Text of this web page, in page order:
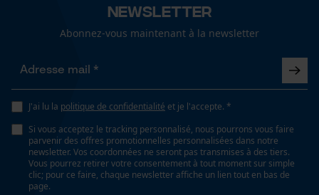
Newsletter
Abonnez-vous maintenant à la newsletter
J'ai lu la politique de confidentialité et je l'accepte. *
Si vous acceptez le tracking personnalisé, nous pourrons vous faire
parvenir des offres promotionnelles personnalisées dans notre
newsletter. Vos coordonnées ne seront pas transmises à des tiers.
Vous pourrez retirer votre consentement à tout moment sur simple
clic; pour ce faire, chaque newsletter affiche un lien tout en bas de
page.